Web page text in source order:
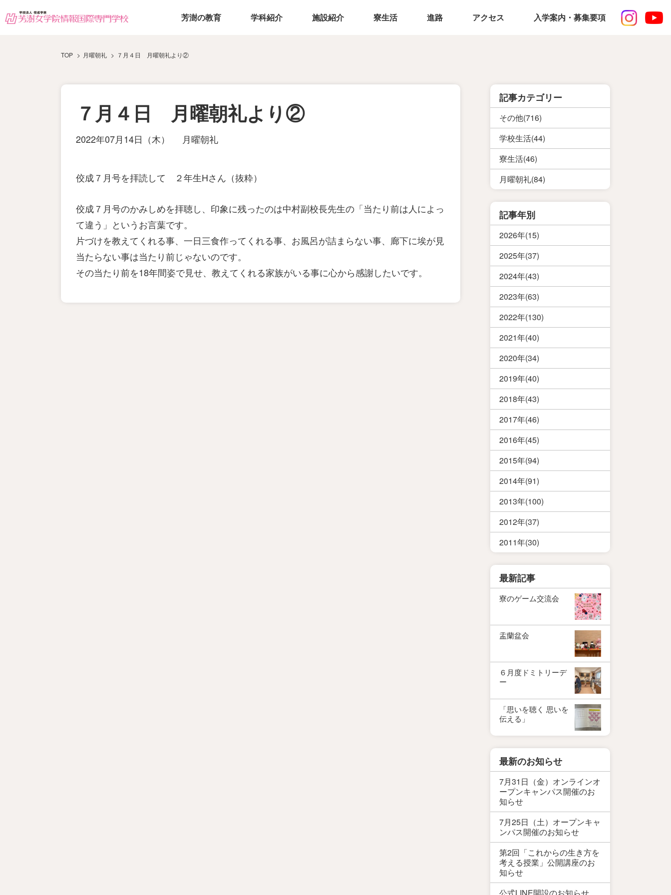
芳澍の教育 学科紹介 施設紹介 寮生活 進路 アクセス 入学案内・募集要項
TOP 月曜朝礼 ７月４日 月曜朝礼より②
７月４日 月曜朝礼より②
2022年07月14日（木） 月曜朝礼
佼成７月号を拝読して ２年生Hさん（抜粋）
佼成７月号のかみしめを拝聴し、印象に残ったのは中村副校長先生の「当たり前は人によっ
て違う」というお言葉です。
片づけを教えてくれる事、一日三食作ってくれる事、お風呂が詰まらない事、廊下に埃が見
当たらない事は当たり前じゃないのです。
その当たり前を18年間姿で見せ、教えてくれる家族がいる事に心から感謝したいです。
記事カテゴリー
その他(716)
学校生活(44)
寮生活(46)
月曜朝礼(84)
記事年別
2026年(15)
2025年(37)
2024年(43)
2023年(63)
2022年(130)
2021年(40)
2020年(34)
2019年(40)
2018年(43)
2017年(46)
2016年(45)
2015年(94)
2014年(91)
2013年(100)
2012年(37)
2011年(30)
最新記事
寮のゲーム交流会
盂蘭盆会
６月度ドミトリーデ
ー
「思いを聴く 思いを
伝える」
最新のお知らせ
7月31日（金）オンラインオ
ープンキャンパス開催のお
知らせ
7月25日（土）オープンキャ
ンパス開催のお知らせ
第2回「これからの生き方を
考える授業」公開講座のお
知らせ